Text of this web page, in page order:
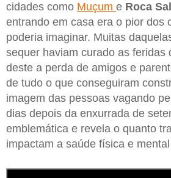
cidades como Muçum e Roca
entrando em casa era o pior dos
poderia imaginar. Muitas
sequer haviam curado as feridas
deste a perda de amigos e
de tudo o que conseguiram
imagem das pessoas vagando
dias depois da enxurrada de
emblemática e revela o quanto
impactam a saúde física e